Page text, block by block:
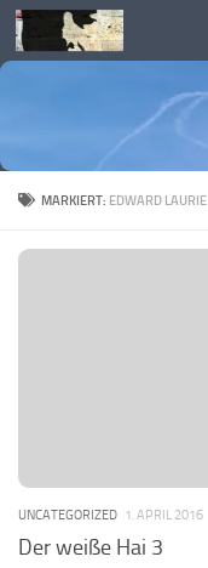
Skip to content
MARKIERT: EDWARD LAURIE
UNCATEGORIZED 1. APRIL 2016
Der weiße Hai 3